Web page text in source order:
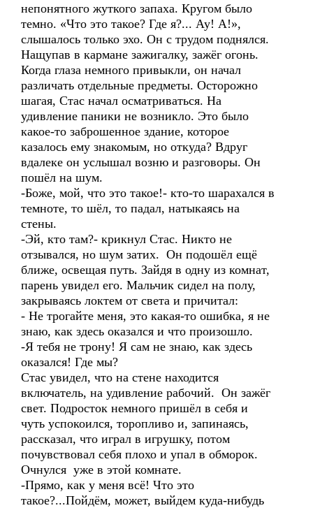
непонятного жуткого запаха. Кругом было
темно. «Что это такое? Где я?... Ау! А!»,
слышалось только эхо. Он с трудом поднялся.
Нащупав в кармане зажигалку, зажёг огонь.
Когда глаза немного привыкли, он начал
различать отдельные предметы. Осторожно
шагая, Стас начал осматриваться. На
удивление паники не возникло. Это было
какое-то заброшенное здание, которое
казалось ему знакомым, но откуда? Вдруг
вдалеке он услышал возню и разговоры. Он
пошёл на шум.
-Боже, мой, что это такое!- кто-то шарахался в
темноте, то шёл, то падал, натыкаясь на
стены.
-Эй, кто там?- крикнул Стас. Никто не
отзывался, но шум затих. Он подошёл ещё
ближе, освещая путь. Зайдя в одну из комнат,
парень увидел его. Мальчик сидел на полу,
закрываясь локтем от света и причитал:
- Не трогайте меня, это какая-то ошибка, я не
знаю, как здесь оказался и что произошло.
-Я тебя не трону! Я сам не знаю, как здесь
оказался! Где мы?
Стас увидел, что на стене находится
включатель, на удивление рабочий. Он зажёг
свет. Подросток немного пришёл в себя и
чуть успокоился, торопливо и, запинаясь,
рассказал, что играл в игрушку, потом
почувствовал себя плохо и упал в обморок.
Очнулся уже в этой комнате.
-Прямо, как у меня всё! Что это
такое?...Пойдём, может, выйдем куда-нибудь